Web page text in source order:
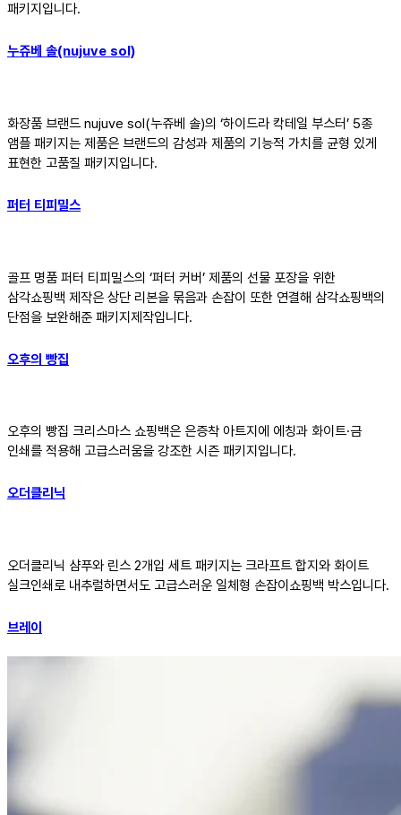
패키지입니다.
누쥬베 솔(nujuve sol)
화장품 브랜드 nujuve sol(누쥬베 솔)의 ‘하이드라 칵테일 부스터’ 5종
앰플 패키지는 제품은 브랜드의 감성과 제품의 기능적 가치를 균형 있게
표현한 고품질 패키지입니다.
퍼터 티피밀스
골프 명품 퍼터 티피밀스의 ‘퍼터 커버’ 제품의 선물 포장을 위한
삼각쇼핑백 제작은 상단 리본을 묶음과 손잡이 또한 연결해 삼각쇼핑백의
단점을 보완해준 패키지제작입니다.
오후의 빵집
오후의 빵집 크리스마스 쇼핑백은 은증착 아트지에 에칭과 화이트·금
인쇄를 적용해 고급스러움을 강조한 시즌 패키지입니다.
오더클리닉
오더클리닉 샴푸와 린스 2개입 세트 패키지는 크라프트 합지와 화이트
실크인쇄로 내추럴하면서도 고급스러운 일체형 손잡이쇼핑백 박스입니다.
브레이